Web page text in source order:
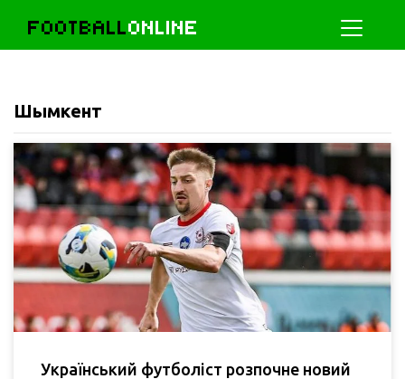
FOOTBALLONLINE
Шымкент
Український футболіст розпочне новий